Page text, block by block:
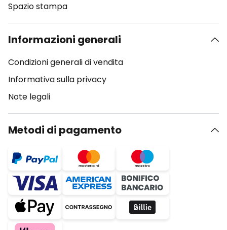
Spazio stampa
Informazioni generali
Condizioni generali di vendita
Informativa sulla privacy
Note legali
Metodi di pagamento